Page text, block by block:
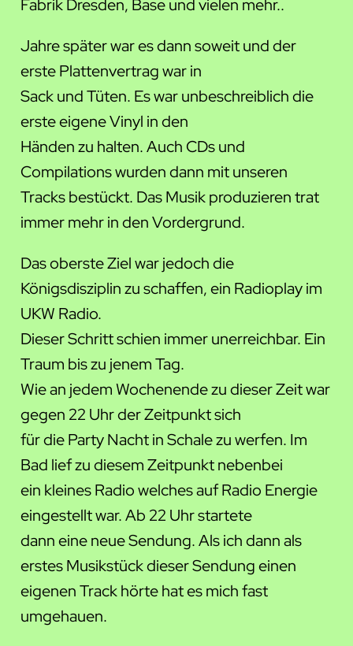
Fabrik Dresden, Base und vielen mehr..
Jahre später war es dann soweit und der
erste Plattenvertrag war in
Sack und Tüten. Es war unbeschreiblich die
erste eigene Vinyl in den
Händen zu halten. Auch CDs und
Compilations wurden dann mit unseren
Tracks bestückt. Das Musik produzieren trat
immer mehr in den Vordergrund.
Das oberste Ziel war jedoch die
Königsdisziplin zu schaffen, ein Radioplay im
UKW Radio.
Dieser Schritt schien immer unerreichbar. Ein
Traum bis zu jenem Tag.
Wie an jedem Wochenende zu dieser Zeit war
gegen 22 Uhr der Zeitpunkt sich
für die Party Nacht in Schale zu werfen. Im
Bad lief zu diesem Zeitpunkt nebenbei
ein kleines Radio welches auf Radio Energie
eingestellt war. Ab 22 Uhr startete
dann eine neue Sendung. Als ich dann als
erstes Musikstück dieser Sendung einen
eigenen Track hörte hat es mich fast
umgehauen.